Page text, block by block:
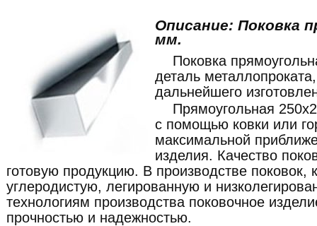
Описание: Поковка
мм.
Поковка
деталь
дальнейшего
Прямоугольная
с помощью ковки или
максимальной
изделия. Качество
готовую продукцию. В производстве поковок,
углеродистую, легированную и
технологиям производства поковочное
прочностью и надежностью.